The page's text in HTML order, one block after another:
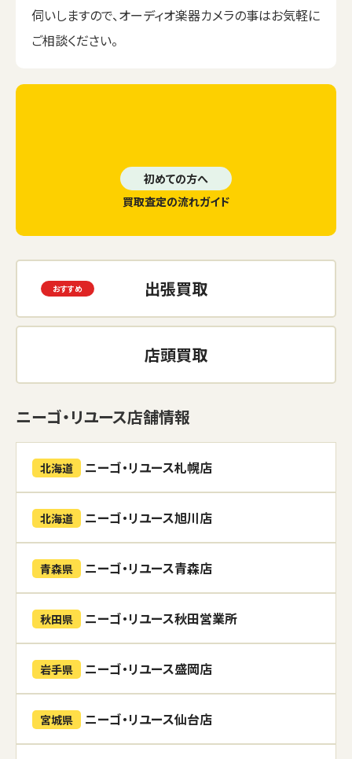
伺いしますので、オーディオ楽器カメラの事はお気軽に
ご相談ください。
初めての方へ
買取査定の流れガイド
出張買取
店頭買取
ニーゴ・リユース店舗情報
北海道 ニーゴ・リユース札幌店
北海道 ニーゴ・リユース旭川店
青森県 ニーゴ・リユース青森店
秋田県 ニーゴ・リユース秋田営業所
岩手県 ニーゴ・リユース盛岡店
宮城県 ニーゴ・リユース仙台店